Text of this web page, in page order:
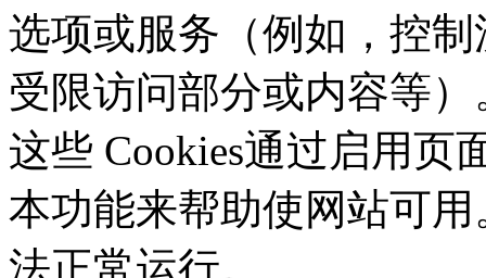
选项或服务（例如，控
受限访问部分或内容等
这些 Cookies通过启用页
本功能来帮助使网站可
法正常运行。